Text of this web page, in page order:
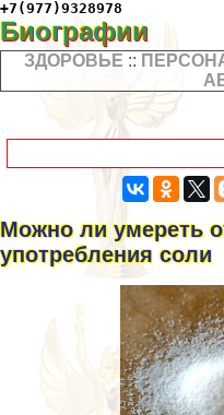
+7(977)9328978
Биографии
ЗДОРОВЬЕ ::
Можно ли умереть
употрeбления соли